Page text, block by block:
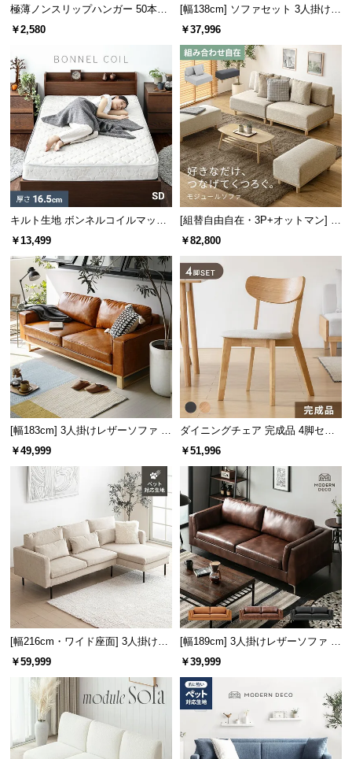
企
情
報
o.,
極薄ノンスリップハンガー 50本セ
ット
￥2,580
[幅138cm] ソファセット 3人掛け
オットマン付き
￥37,996
キルト生地 ボンネルコイルマット
レス SD
￥13,499
[組替自由自在・3P+オットマン] モ
ジュールソファ アームレス 天然木
￥82,800
[幅183cm] 3人掛けレザーソファ 木
脚 2人掛け ヴィンテージ風 スクエ
￥49,999
ダイニングチェア 完成品 4脚セッ
ト
￥51,996
[幅216cm・ワイド座面] 3人掛けカ
ウチソファ ブラックスチール脚 L
ード生地
￥59,999
[幅189cm] 3人掛けレザーソファ モ
ダン ヴィンテージ スクエアフォル
￥39,999